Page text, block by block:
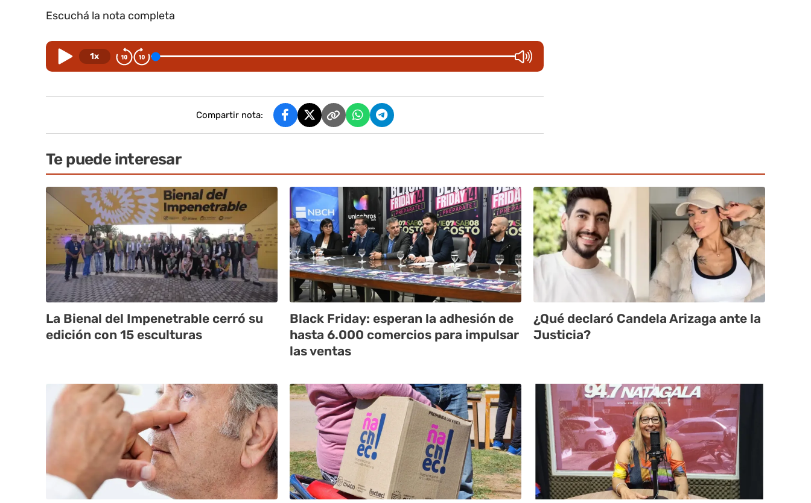
Escuchá la nota completa
1x
Compartir nota:
Te puede interesar
La Bienal del Impenetrable cerró su
edición con 15 esculturas
Black Friday: esperan la adhesión de
hasta 6.000 comercios para impulsar
las ventas
¿Qué declaró Candela Arizaga ante la
Justicia?